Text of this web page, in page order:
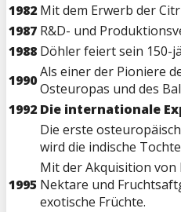
1982 Mit dem Erwerb der
1987 R&D- und
1988 Döhler feiert sein 150-
1990Als einer der Pioniere
Osteuropas und des
1992 Die internationale
Die erste
wird die indische
1995
Mit der Akquisition
Nektare und
exotische Früchte.